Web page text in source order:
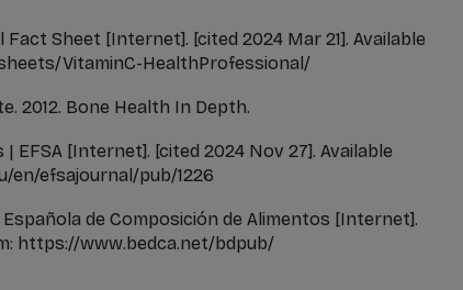
Fact Sheet [Internet]. [cited 2024 Mar 21]. Available
VitaminC-HealthProfessional/
2012. Bone Health In Depth.
EFSA [Internet]. [cited 2024 Nov 27]. Available
en/efsajournal/pub/1226
Española de Composición de Alimentos [Internet].
https://www.bedca.net/bdpub/